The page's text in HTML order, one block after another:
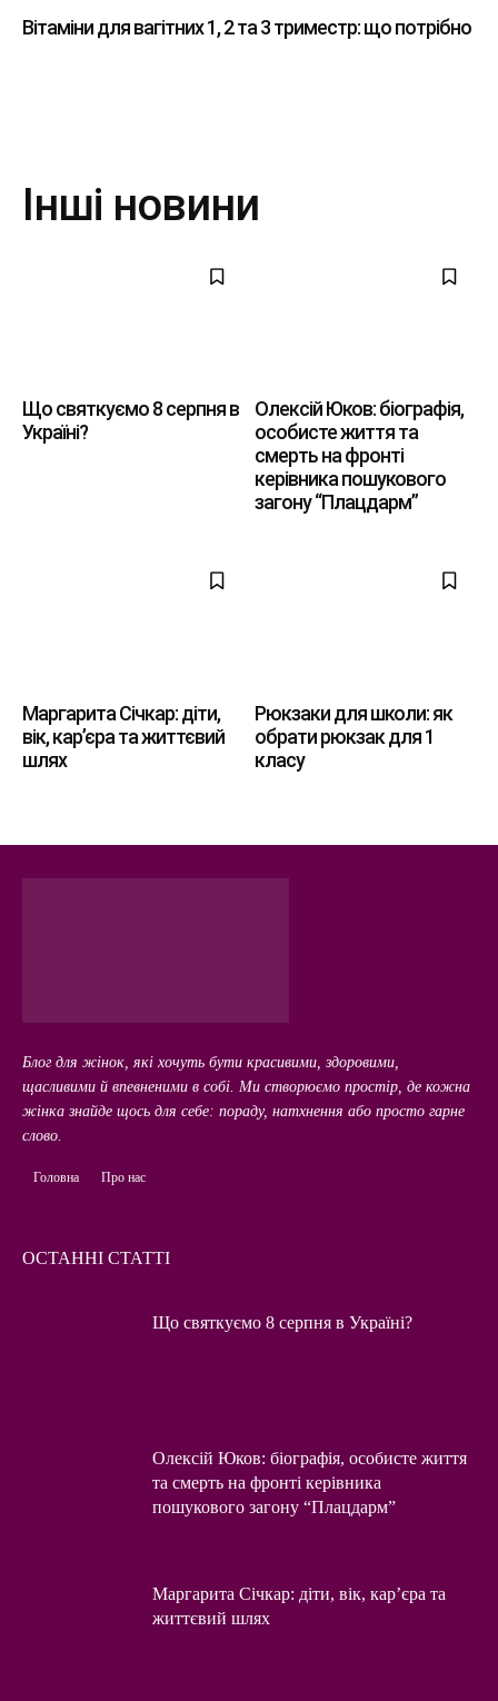
Вітаміни для вагітних 1, 2 та 3 триместр: що потрібно
Інші новини
Що святкуємо 8 серпня в
Україні?
Олексій Юков: біографія,
особисте життя та
смерть на фронті
керівника пошукового
загону “Плацдарм”
Маргарита Січкар: діти,
вік, кар’єра та життєвий
шлях
Рюкзаки для школи: як
обрати рюкзак для 1
класу
Блог для жінок, які хочуть бути красивими, здоровими,
щасливими й впевненими в собі. Ми створюємо простір, де кожна
жінка знайде щось для себе: пораду, натхнення або просто гарне
слово.
Головна Про нас
ОСТАННІ СТАТТІ
Що святкуємо 8 серпня в Україні?
Олексій Юков: біографія, особисте життя
та смерть на фронті керівника
пошукового загону “Плацдарм”
Маргарита Січкар: діти, вік, кар’єра та
життєвий шлях